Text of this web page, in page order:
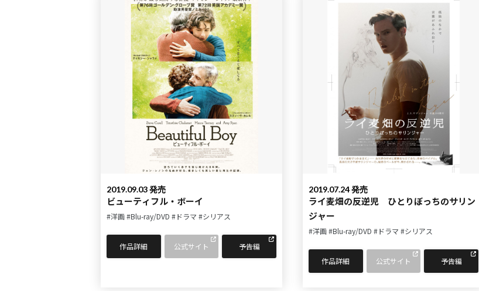
2019.09.03 発売
ビューティフル・ボーイ
#洋画 #Blu-ray/DVD #ドラマ #シリアス
作品詳細 公式サイト 予告編
2019.07.24 発売
ライ麦畑の反逆児 ひとりぼっちのサリン
ジャー
#洋画 #Blu-ray/DVD #ドラマ #シリアス
作品詳細 公式サイト 予告編